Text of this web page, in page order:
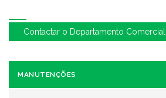
Contactar o Departamento Comercial
MANUTENÇÕES